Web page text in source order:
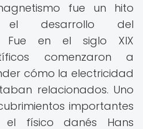
fue un hito
el desarrollo del
Fue en el siglo XIX
comenzaron a
cómo la electricidad
relacionados. Uno
importantes
físico danés Hans